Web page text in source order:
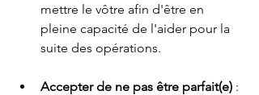
mettre le vôtre afin d'être en
pleine capacité de l'aider pour la
suite des opérations.
Accepter de ne pas être parfait(e) :